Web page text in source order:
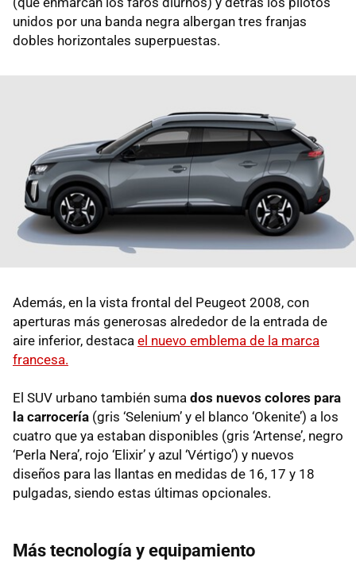
unidos por una banda negra albergan tres franjas
dobles horizontales superpuestas.
Además, en la vista frontal del Peugeot 2008, con
aperturas más generosas alrededor de la entrada de
aire inferior, destaca el nuevo emblema de la marca
francesa.
El SUV urbano también suma dos nuevos colores para
la carrocería (gris ‘Selenium’ y el blanco ‘Okenite’) a los
cuatro que ya estaban disponibles (gris ‘Artense’, negro
‘Perla Nera’, rojo ‘Elixir’ y azul ‘Vértigo’) y nuevos
diseños para las llantas en medidas de 16, 17 y 18
pulgadas, siendo estas últimas opcionales.
Más tecnología y equipamiento